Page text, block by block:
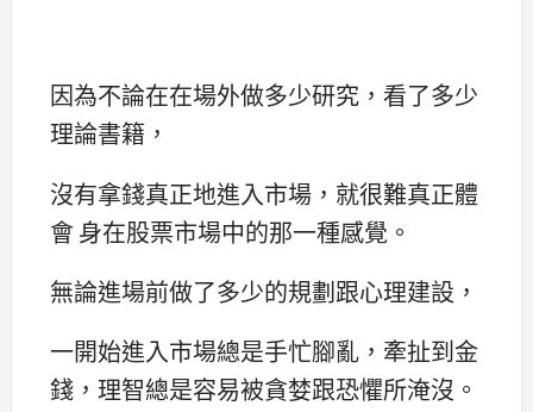
因為不論在在場外做多少研究，看了多少
理論書籍，
沒有拿錢真正地進入市場，就很難真正體
會 身在股票市場中的那一種感覺。
無論進場前做了多少的規劃跟心理建設，
一開始進入市場總是手忙腳亂，牽扯到金
錢，理智總是容易被貪婪跟恐懼所淹沒。